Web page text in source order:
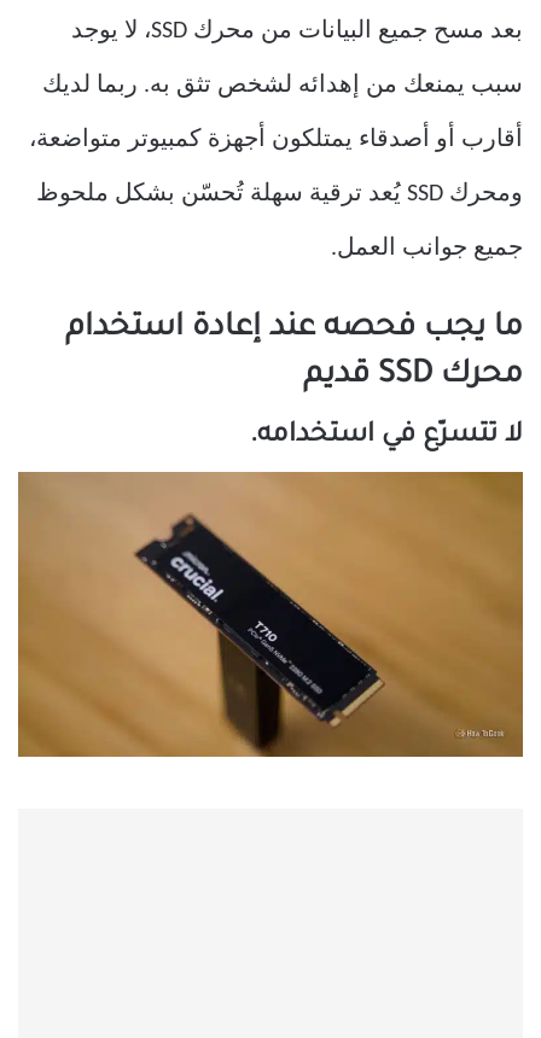
بعد مسح جميع البيانات من محرك SSD، لا يوجد
سبب يمنعك من إهدائه لشخص تثق به. ربما لديك
أقارب أو أصدقاء يمتلكون أجهزة كمبيوتر متواضعة،
ومحرك SSD يُعد ترقية سهلة تُحسّن بشكل ملحوظ
جميع جوانب العمل.
ما يجب فحصه عند إعادة استخدام
محرك SSD قديم
لا تتسرّع في استخدامه.